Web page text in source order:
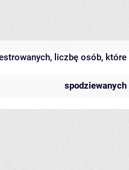
liczbę osób,
spodziewanych